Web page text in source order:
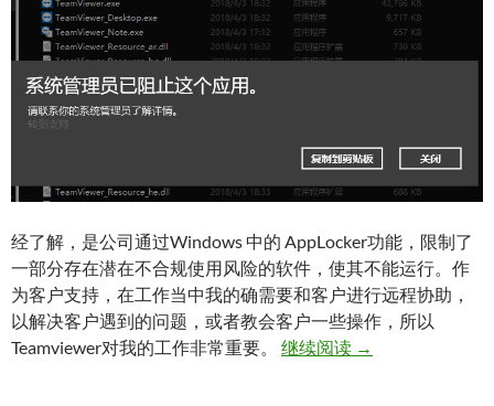
经了解，是公司通过Windows 中的 AppLocker功能，限制了
一部分存在潜在不合规使用风险的软件，使其不能运行。作
为客户支持，在工作当中我的确需要和客户进行远程协助，
以解决客户遇到的问题，或者教会客户一些操作，所以
Teamviewer对我的工作非常重要。 继续阅读如何破解公司用
→